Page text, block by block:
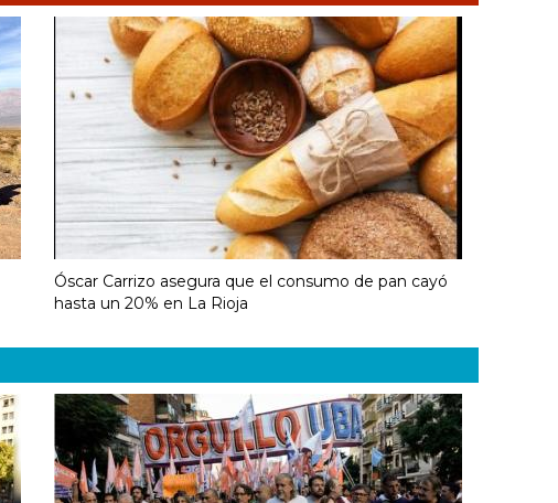
Óscar Carrizo asegura que el consumo de pan cayó
hasta un 20% en La Rioja